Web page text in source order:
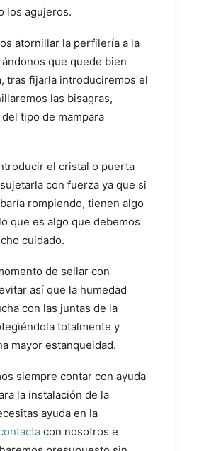
los agujeros.
atornillar la perfilería a la
que quede bien
tras fijarla introduciremos el
las bisagras,
tipo de mampara
el cristal o puerta
con fuerza ya que si
rompiendo, tienen algo
que es algo que debemos
cuidado.
de sellar con
así que la humedad
con las juntas de la
totalmente y
mayor estanqueidad.
siempre contar con ayuda
la instalación de la
ayuda en la
con nosotros e